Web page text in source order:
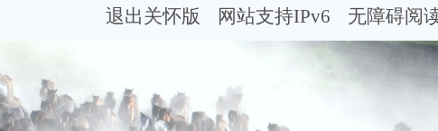
退出关怀版 网站支持IPv6 无障碍阅